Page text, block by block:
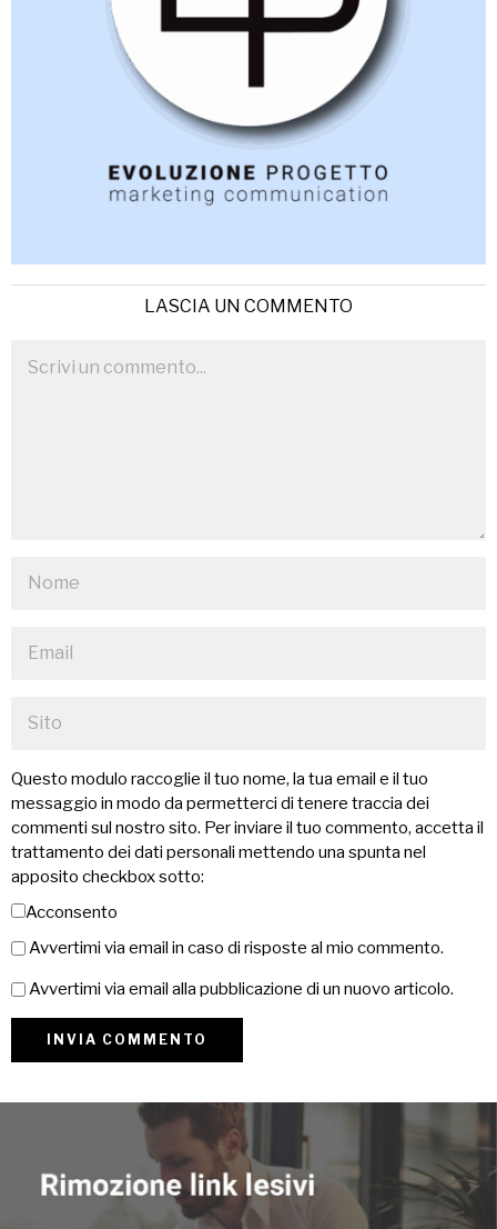
LASCIA UN COMMENTO
Questo modulo raccoglie il tuo nome, la tua email e il tuo
messaggio in modo da permetterci di tenere traccia dei
commenti sul nostro sito. Per inviare il tuo commento, accetta il
trattamento dei dati personali mettendo una spunta nel
apposito checkbox sotto:
Acconsento
Avvertimi via email in caso di risposte al mio commento.
Avvertimi via email alla pubblicazione di un nuovo articolo.